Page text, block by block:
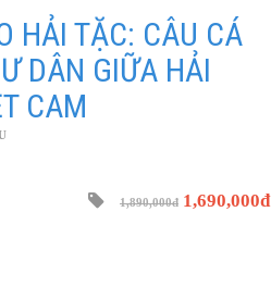
HẢI TẶC: CÂU CÁ
DÂN GIỮA HẢI
CAM
1,890,000đ 1,690,000đ